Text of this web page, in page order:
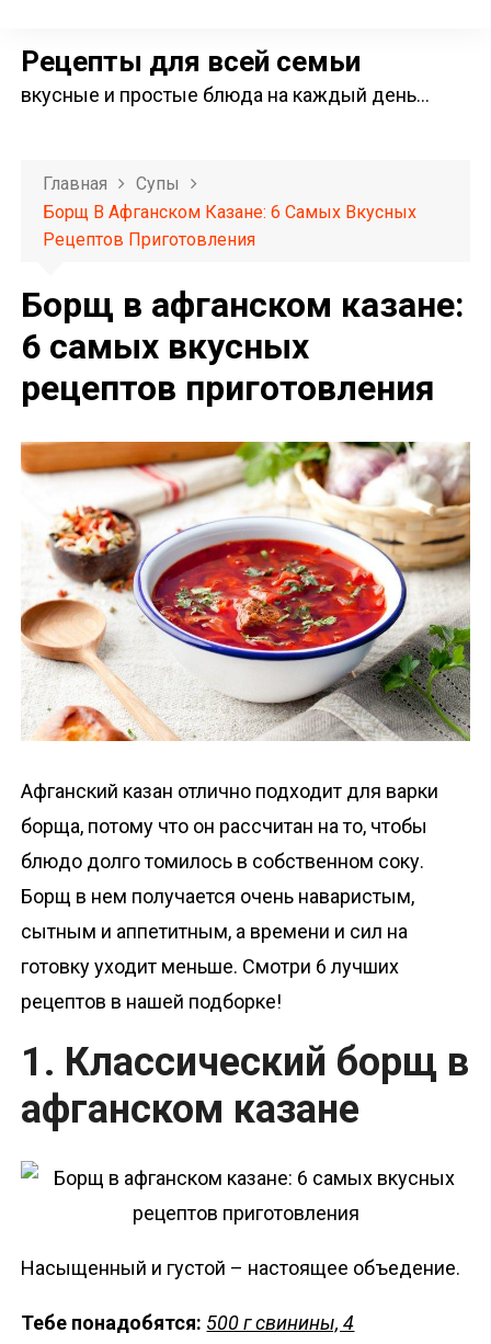
Рецепты для всей семьи
вкусные и простые блюда на каждый день…
Главная
Супы
Борщ В Афганском Казане: 6 Самых Вкусных
Рецептов Приготовления
Борщ в афганском казане:
6 самых вкусных
рецептов приготовления
Афганский казан отлично подходит для варки
борща, потому что он рассчитан на то, чтобы
блюдо долго томилось в собственном соку.
Борщ в нем получается очень наваристым,
сытным и аппетитным, а времени и сил на
готовку уходит меньше. Смотри 6 лучших
рецептов в нашей подборке!
1. Классический борщ в
афганском казане
Насыщенный и густой – настоящее объедение.
Тебе понадобятся: 500 г свинины, 4